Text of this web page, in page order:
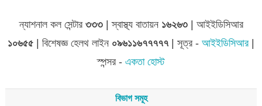
ন্যাশনাল কল সেন্টার ৩৩৩| স্বাস্থ্য বাতায়ন ১৬২৬৩| আইইডিসিআর
১০৬৫৫ | বিশেষজ্ঞ হেলথ লাইন ০৯৬১১৬৭৭৭৭৭| সূত্র - আইইডিসিআর|
স্পন্সর - একতা হোস্ট
বিভাগ সমূহ